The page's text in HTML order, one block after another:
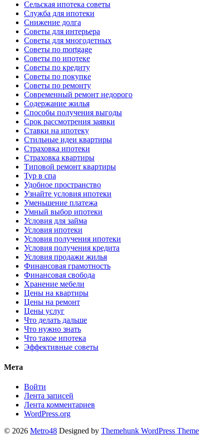
Сельская ипотека советы
Служба для ипотеки
Снижение долга
Советы для интерьера
Советы для многодетных
Советы по mortgage
Советы по ипотеке
Советы по кредиту
Советы по покупке
Советы по ремонту
Современный ремонт недорого
Содержание жилья
Способы получения выгоды
Срок рассмотрения заявки
Ставки на ипотеку
Стильные идеи квартиры
Страховка ипотеки
Страховка квартиры
Типовой ремонт квартиры
Тур в спа
Удобное пространство
Узнайте условия ипотеки
Уменьшение платежа
Умный выбор ипотеки
Условия для займа
Условия ипотеки
Условия получения ипотеки
Условия получения кредита
Условия продажи жилья
Финансовая грамотность
Финансовая свобода
Хранение мебели
Цены на квартиры
Цены на ремонт
Цены услуг
Что делать дальше
Что нужно знать
Что такое ипотека
Эффективные советы
Мета
Войти
Лента записей
Лента комментариев
WordPress.org
© 2026 Metro48 Designed by Themehunk WordPress Theme